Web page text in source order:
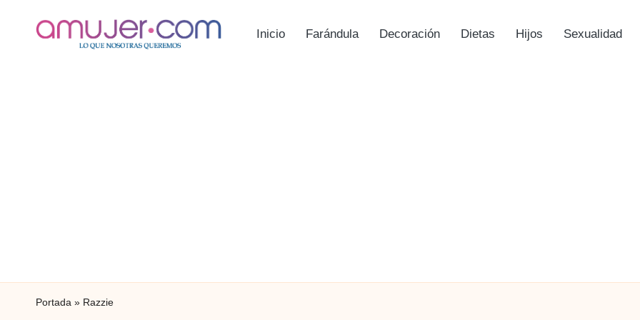
Inicio Farándula Decoración Dietas Hijos Sexualidad
Portada » Razzie